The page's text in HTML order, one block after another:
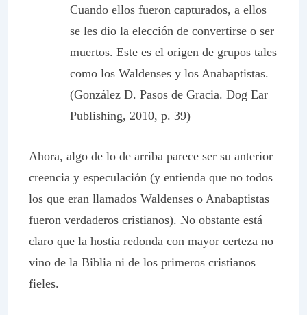
Cuando ellos fueron capturados, a ellos
se les dio la elección de convertirse o ser
muertos. Este es el origen de grupos tales
como los Waldenses y los Anabaptistas.
(González D. Pasos de Gracia. Dog Ear
Publishing, 2010, p. 39)
Ahora, algo de lo de arriba parece ser su anterior
creencia y especulación (y entienda que no todos
los que eran llamados Waldenses o Anabaptistas
fueron verdaderos cristianos). No obstante está
claro que la hostia redonda con mayor certeza no
vino de la Biblia ni de los primeros cristianos
fieles.